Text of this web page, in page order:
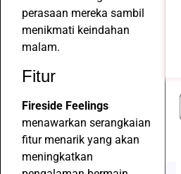
perasaan mereka sambil
menikmati keindahan
malam.
Fitur
Fireside Feelings
menawarkan serangkaian
fitur menarik yang akan
meningkatkan